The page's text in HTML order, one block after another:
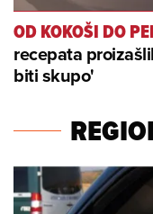
OD KOKOŠI DO
recepata
biti skupo'